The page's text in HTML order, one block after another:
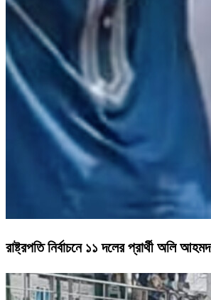
রাষ্ট্রপতি নির্বাচনে ১১ দলের প্রার্থী অলি আহমদ